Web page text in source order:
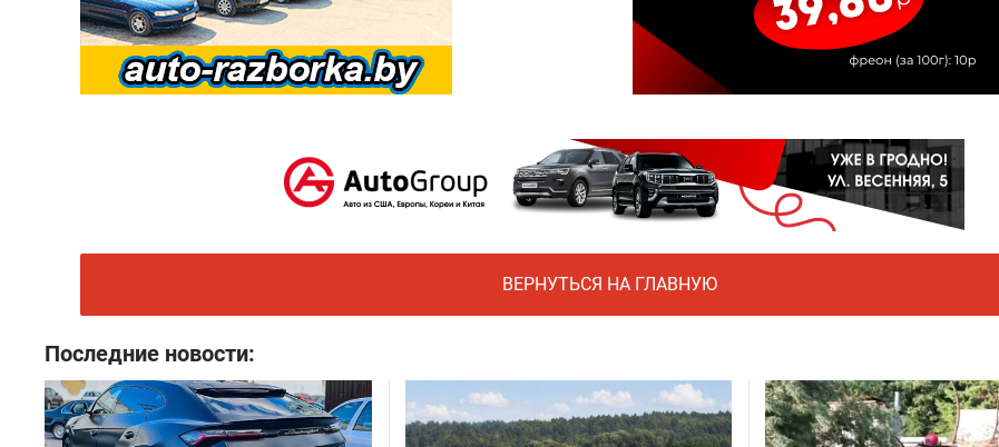
ВЕРНУТЬСЯ НА ГЛАВНУЮ
Последние новости: